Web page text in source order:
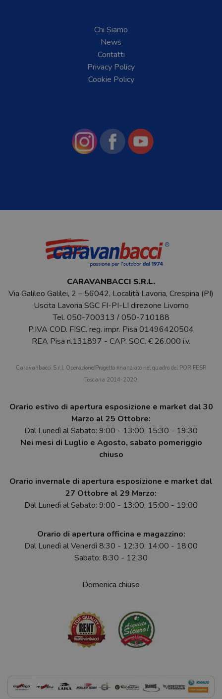
Chi Siamo
News
Contatti
Privacy Policy
Cookie Policy
CARAVANBACCI S.R.L.
Via Galileo Galilei, 2 – 56042, Località Lavoria, Crespina (PI)
Uscita Lavoria SGC FI-PI-LI direzione Livorno
Tel. 050-700313 /050-710188
P.IVA COD. FISC. reg. impr. Pisa 01496420504
REA Pisa n.131897 - CAP. SOC. € 26.000 i.v.
Caravanbacci S.r.l. Operazione/Progetto finanziato nel quadro del POR FESR
Toscana 2014-2020.
Orario estivo di apertura esposizione e market dal 30
Marzo al 25 Ottobre:
Dal Lunedì al Sabato: 9:00 - 13:00, 15:30 - 19:30
Nei mesi di Luglio e Agosto, sabato pomeriggio
chiuso
Orario invernale di apertura esposizione e market dal
27 Ottobre al 29 Marzo:
Dal Lunedì al Sabato: 9:00 - 13:00, 15:00 - 19:00
Orario di apertura officina e magazzino:
Dal Lunedì al Venerdì 8:30 - 12:30, 14:00 - 18:00
Sabato: 8:30 - 12:30
Domenica chiuso